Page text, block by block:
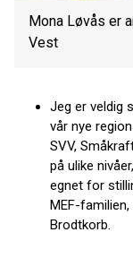
Mona Løvås er
Vest
Jeg er veldig
vår nye
SVV,
på ulike
egnet for
MEF-
Brodtkorb.